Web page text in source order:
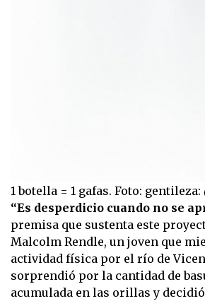
1 botella = 1 gafas. Foto: gentileza:
“Es desperdicio cuando no se
premisa que sustenta este
Malcolm Rendle, un joven que
actividad física por el río de
sorprendió por la cantidad de
acumulada en las orillas y